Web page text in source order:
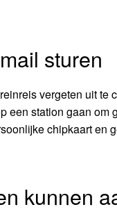
sturen
vergeten uit
een station gaan
chipkaart en
kunnen